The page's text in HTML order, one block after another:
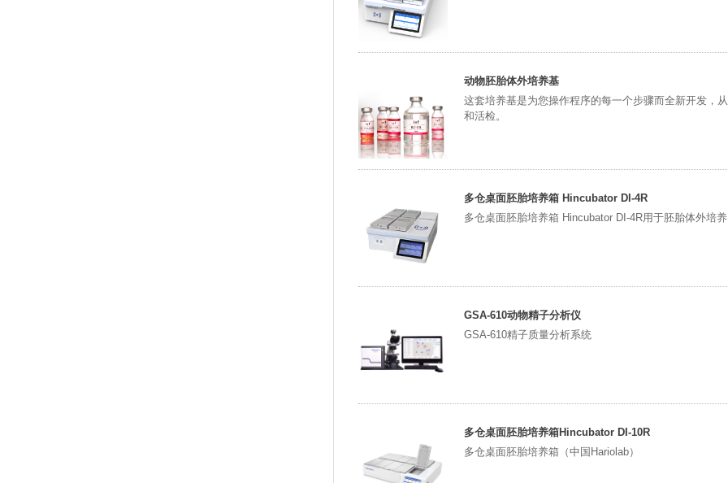
动物胚胎体外培养基
这套培养基是为您操作程序的每一个步骤而全新开发，
和活检。
多仓桌面胚胎培养箱 Hincubator DI-4R
多仓桌面胚胎培养箱 Hincubator DI-4R用于胚胎体外培
GSA-610动物精子分析仪
GSA-610精子质量分析系统
多仓桌面胚胎培养箱Hincubator DI-10R
多仓桌面胚胎培养箱（中国Hariolab）